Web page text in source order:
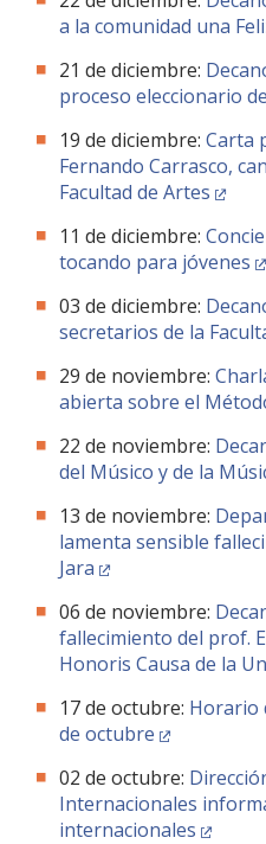
Estudiantes
Académicas/os
a la comunidad una
21 de diciembre:
proceso eleccionario
19 de diciembre: Carta
Fernando Carrasco,
Facultad de Artes
11 de diciembre:
tocando para jóvenes
03 de diciembre:
secretarios de la
29 de noviembre:
abierta sobre el
22 de noviembre:
del Músico y de la
13 de noviembre:
lamenta sensible
Jara
06 de noviembre:
fallecimiento del prof.
Honoris Causa de la
17 de octubre: Horario
de octubre
02 de octubre:
Internacionales
internacionales